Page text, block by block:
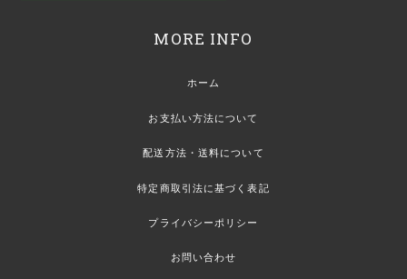
MORE INFO
ホーム
お支払い方法について
配送方法・送料について
特定商取引法に基づく表記
プライバシーポリシー
お問い合わせ